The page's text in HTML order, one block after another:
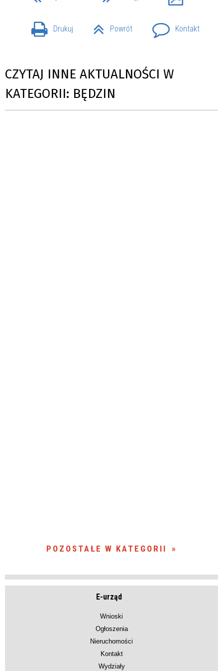
Drukuj Powrót Kontakt
CZYTAJ INNE AKTUALNOŚCI W
KATEGORII: BĘDZIN
POZOSTAŁE W KATEGORII
E-urząd
Wnioski
Ogłoszenia
Nieruchomości
Kontakt
Wydziały